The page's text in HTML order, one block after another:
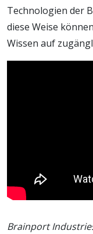
Technologien der
diese Weise
Wissen auf
Brainport